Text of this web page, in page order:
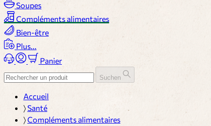
Soupes
Compléments alimentaires
Bien-être
Plus...
Panier
Suchen
Accueil
〉Santé
〉Compléments alimentaires